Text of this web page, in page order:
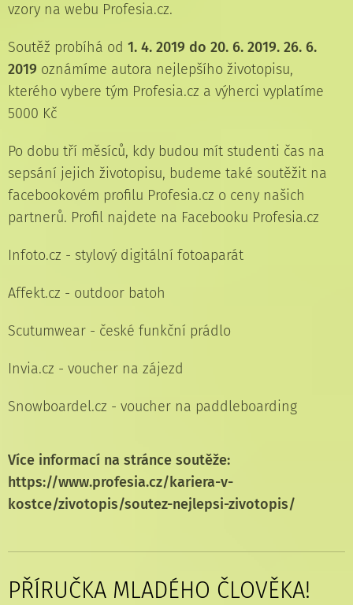
vzory na webu Profesia.cz.
Soutěž probíhá od 1. 4. 2019 do 20. 6. 2019. 26. 6.
2019 oznámíme autora nejlepšího životopisu,
kterého vybere tým Profesia.cz a výherci vyplatíme
5000 Kč
Po dobu tří měsíců, kdy budou mít studenti čas na
sepsání jejich životopisu, budeme také soutěžit na
facebookovém profilu Profesia.cz o ceny našich
partnerů. Profil najdete na Facebooku Profesia.cz
Infoto.cz - stylový digitální fotoaparát
Affekt.cz - outdoor batoh
Scutumwear - české funkční prádlo
Invia.cz - voucher na zájezd
Snowboardel.cz - voucher na paddleboarding
Více informací na stránce soutěže:
https://www.profesia.cz/kariera-v-
kostce/zivotopis/soutez-nejlepsi-zivotopis/
PŘÍRUČKA MLADÉHO ČLOVĚKA!